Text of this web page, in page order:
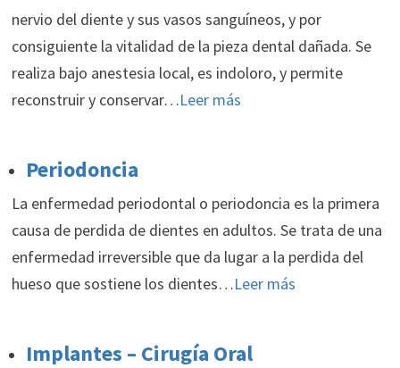
nervio del diente y sus vasos sanguíneos, y por
consiguiente la vitalidad de la pieza dental dañada. Se
realiza bajo anestesia local, es indoloro, y permite
reconstruir y conservar…Leer más
Periodoncia
La enfermedad periodontal o periodoncia es la primera
causa de perdida de dientes en adultos. Se trata de una
enfermedad irreversible que da lugar a la perdida del
hueso que sostiene los dientes…Leer más
Implantes – Cirugía Oral